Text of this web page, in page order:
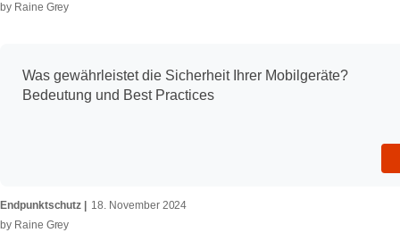
by Raine Grey
Was gewährleistet die Sicherheit Ihrer Mobilgeräte?
Bedeutung und Best Practices
Endpunktschutz
18. November 2024
by Raine Grey